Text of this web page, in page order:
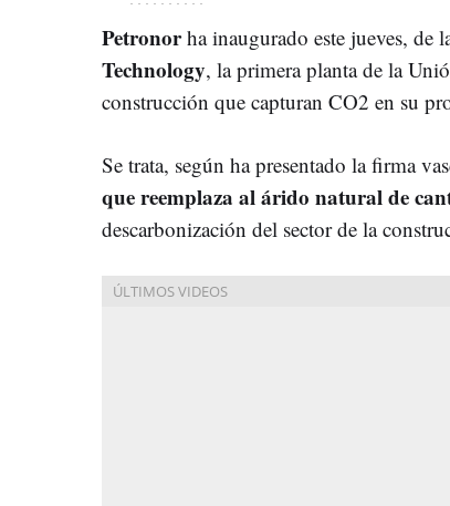
Petronorha inaugurado este jueves, de
Technology, la primera planta de la
construcción que capturan CO2 en su
Se trata, según ha presentado la firma
que reemplaza al árido natural de
descarbonización del sector de la